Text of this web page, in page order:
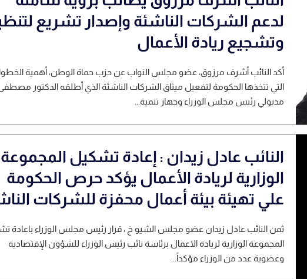
لدعم الشركات الناشئة وإصدار تشريع
وتشجيع ريادة الأعمال
أكد النائب أشرف مرزوق، عضو مجلس النواب عن حزب حماة الوطن، أهمية
التي تتخذها الحكومة لتفعيل ميثاق الشركات الناشئة الذي أطلقه الدكتور
مدبولي رئيس مجلس الوزراء وجهاز تنمية...
النائب عادل زيدان : إعادة تشكيل المجموعة
الوزارية لريادة الأعمال يؤكد حرص الحكومة
علي تهيئة بيئة أعمال محفزة للشركات
ثمن النائب عادل زيدان عضو مجلس الشيو خ ، قرار رئيس مجلس الوزراء باعادة
المجموعة الوزارية لريادة الاعمال برئاسة نائب رئيس الوزراء للشؤون الإقتصادية
وعضوية عدد من الوزراء مؤكداً...